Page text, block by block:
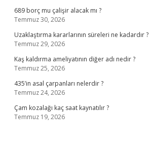
689 borç mu çalişir alacak mı ?
Temmuz 30, 2026
Uzaklaştırma kararlarının süreleri ne kadardır ?
Temmuz 29, 2026
Kaş kaldırma ameliyatının diğer adı nedir ?
Temmuz 25, 2026
435’in asal çarpanları nelerdir ?
Temmuz 24, 2026
Çam kozalağı kaç saat kaynatılır ?
Temmuz 19, 2026